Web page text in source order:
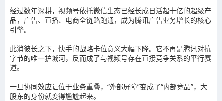
经过数年深耕，视频号依托微信生态已经长成日活超十亿的超级产
品，广告、直播、电商全链路跑通，成为腾讯广告业务增长的核心
引擎。
此消彼长之下，快手的战略卡位意义大幅下降。它不再是腾讯对抗
字节的唯一护城河，反而成了与视频号存在直接竞争关系的平行赛
道。
一旦协同效应让位于业务重叠，“外部屏障”变成了“内部竞品”，大
股东的身份就变得尴尬起来。